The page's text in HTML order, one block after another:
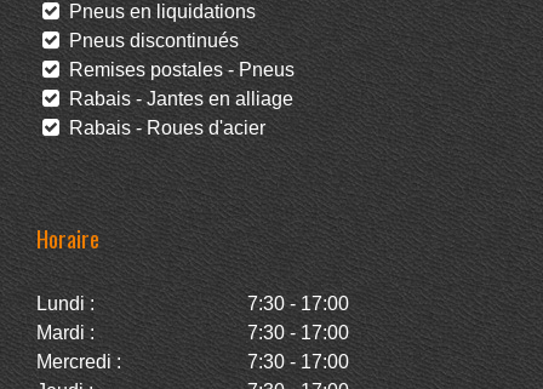
Pneus en liquidations
Pneus discontinués
Remises postales - Pneus
Rabais - Jantes en alliage
Rabais - Roues d'acier
Horaire
Lundi :
7:30 - 17:00
Mardi :
7:30 - 17:00
Mercredi :
7:30 - 17:00